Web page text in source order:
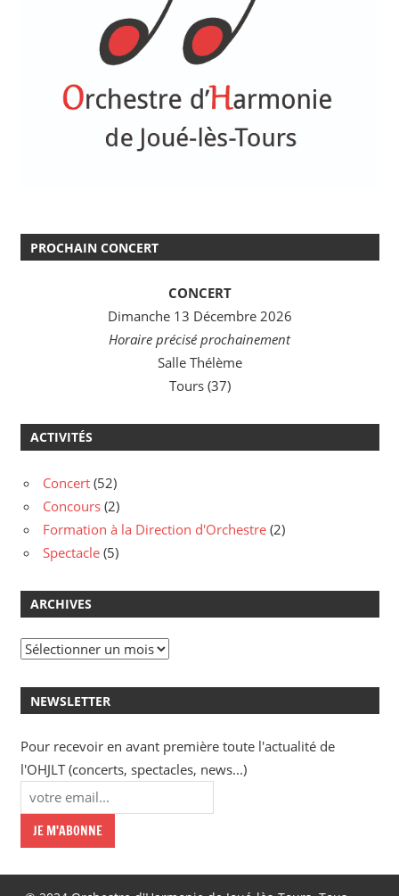
PROCHAIN CONCERT
CONCERT
Dimanche 13 Décembre 2026
Horaire précisé prochainement
Salle Thélème
Tours (37)
ACTIVITÉS
Concert (52)
Concours (2)
Formation à la Direction d'Orchestre (2)
Spectacle (5)
ARCHIVES
Archives
NEWSLETTER
Pour recevoir en avant première toute l'actualité de
l'OHJLT (concerts, spectacles, news...)